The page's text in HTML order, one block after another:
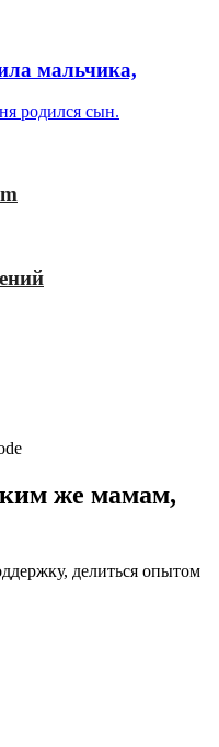
мальчика,
родился сын.
же мамам,
делиться опытом